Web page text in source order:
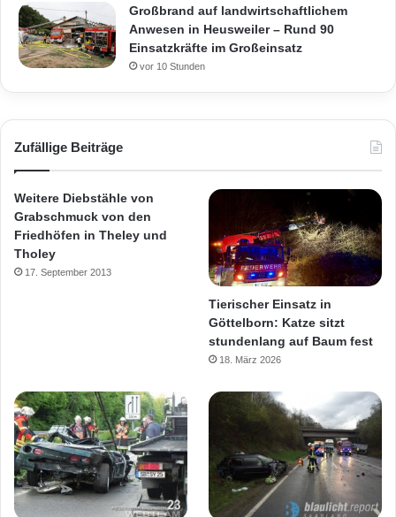
Großbrand auf landwirtschaftlichem
Anwesen in Heusweiler – Rund 90
Einsatzkräfte im Großeinsatz
vor 10 Stunden
Zufällige Beiträge
Weitere Diebstähle von
Grabschmuck von den
Friedhöfen in Theley und
Tholey
17. September 2013
Tierischer Einsatz in
Göttelborn: Katze sitzt
stundenlang auf Baum fest
18. März 2026